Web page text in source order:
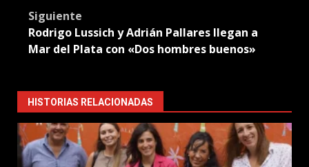
Siguiente
Rodrigo Lussich y Adrián Pallares llegan a
Mar del Plata con «Dos hombres buenos»
HISTORIAS RELACIONADAS